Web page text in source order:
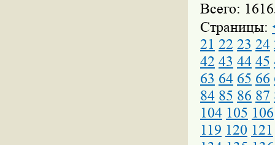
Всего:
Страницы:
21 22 23 24
42 43 44 45
63 64 65 66
84 85 86 87
104 105 106
119 120 121